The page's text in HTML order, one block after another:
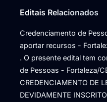
Editais Relacionados
Credenciamento de
aportar recursos -
. O presente edital tem
de Pessoas - Fortaleza/
CREDENCIAMENTO DE
DEVIDAMENTE